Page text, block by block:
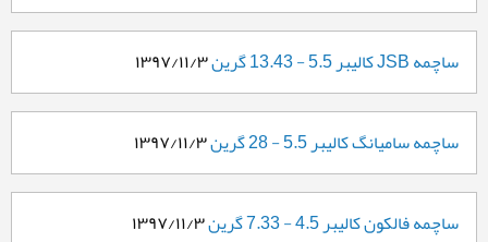
ساچمه JSB کالیبر 5.5 - 13.43 گرین ۱۳۹۷/۱۱/۳
ساچمه سامیانگ کالیبر 5.5 - 28 گرین ۱۳۹۷/۱۱/۳
ساچمه فالکون کالیبر 4.5 - 7.33 گرین
۱۳۹۷/۱۱/۳